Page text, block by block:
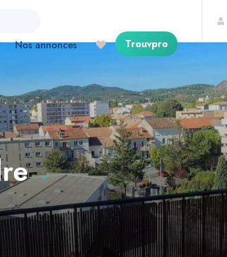
Nos annonces Trouvpro